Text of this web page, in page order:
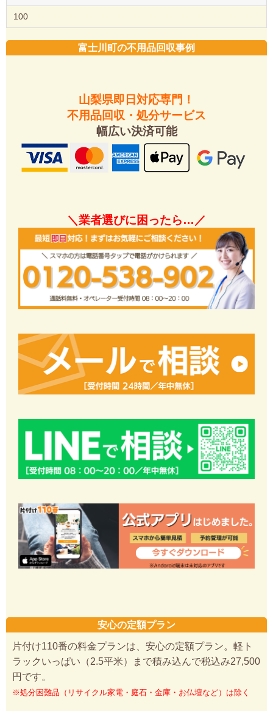
100
富士川町の不用品回収事例
山梨県即日対応専門！
不用品回収・処分サービス
幅広い決済可能
＼業者選びに困ったら…／
安心の定額プラン
片付け110番の料金プランは、安心の定額プラン。軽ト
ラックいっぱい（2.5平米）まで積み込んで税込み27,500
円です。
※処分困難品（リサイクル家電・庭石・金庫・お仏壇など）は除く